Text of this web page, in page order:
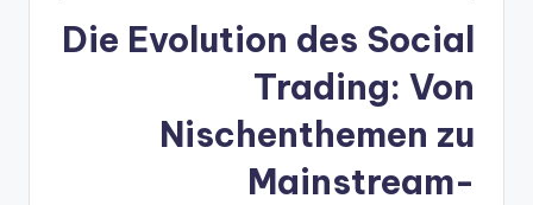
Die Evolution des Social
Trading: Von
Nischenthemen zu
Mainstream-